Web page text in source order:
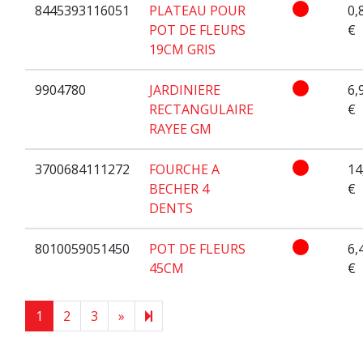
8445393116051
PLATEAU POUR
POT DE FLEURS
19CM GRIS
€
9904780
JARDINIERE
RECTANGULAIRE
RAYEE GM
€
3700684111272
FOURCHE A
BECHER 4
DENTS
€
8010059051450
POT DE FLEURS
45CM
€
1 2 3 » Next page
14